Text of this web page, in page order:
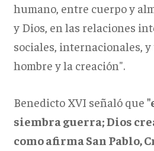
humano, entre cuerpo y
y Dios, en las relaciones
sociales, internacionales,
hombre y la creación".
Benedicto XVI señaló que
siembra guerra; Dios
como afirma San Pablo,